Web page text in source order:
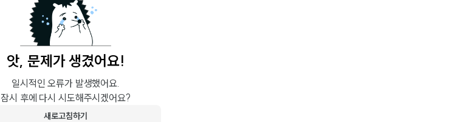
앗, 문제가 생겼어요!
일시적인 오류가 발생했어요.
잠시 후에 다시 시도해주시겠어요?
새로고침하기